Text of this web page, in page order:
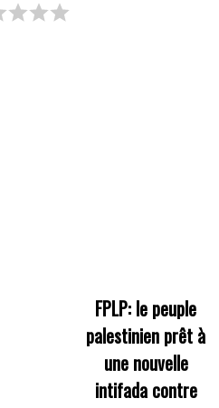
FPLP: le peuple
palestinien prêt à
une nouvelle
intifada contre